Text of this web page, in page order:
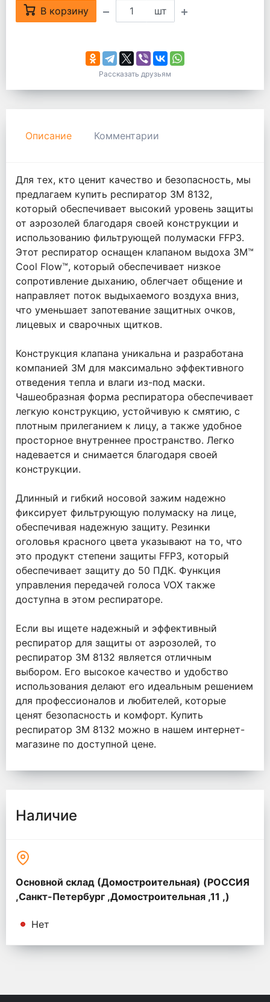
В корзину шт
Рассказать друзьям
Описание Комментарии
Для тех, кто ценит качество и безопасность, мы
предлагаем купить респиратор 3М 8132,
который обеспечивает высокий уровень защиты
от аэрозолей благодаря своей конструкции и
использованию фильтрующей полумаски FFP3.
Этот респиратор оснащен клапаном выдоха 3M™
Cool Flow™, который обеспечивает низкое
сопротивление дыханию, облегчает общение и
направляет поток выдыхаемого воздуха вниз,
что уменьшает запотевание защитных очков,
лицевых и сварочных щитков.
Конструкция клапана уникальна и разработана
компанией 3М для максимально эффективного
отведения тепла и влаги из-под маски.
Чашеобразная форма респиратора обеспечивает
легкую конструкцию, устойчивую к смятию, с
плотным прилеганием к лицу, а также удобное
просторное внутреннее пространство. Легко
надевается и снимается благодаря своей
конструкции.
Длинный и гибкий носовой зажим надежно
фиксирует фильтрующую полумаску на лице,
обеспечивая надежную защиту. Резинки
оголовья красного цвета указывают на то, что
это продукт степени защиты FFP3, который
обеспечивает защиту до 50 ПДК. Функция
управления передачей голоса VOX также
доступна в этом респираторе.
Если вы ищете надежный и эффективный
респиратор для защиты от аэрозолей, то
респиратор 3М 8132 является отличным
выбором. Его высокое качество и удобство
использования делают его идеальным решением
для профессионалов и любителей, которые
ценят безопасность и комфорт. Купить
респиратор 3М 8132 можно в нашем интернет-
магазине по доступной цене.
Наличие
Основной склад (Домостроительная) (РОССИЯ
,Санкт-Петербург ,Домостроительная ,11 ,)
Нет